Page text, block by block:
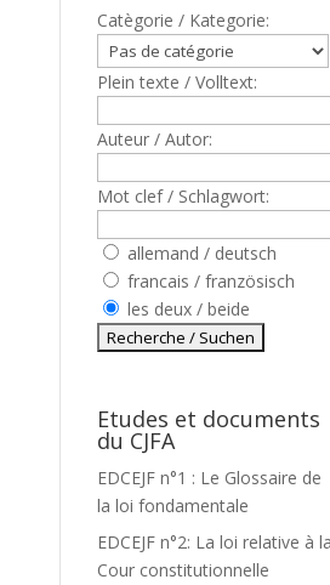
Catègorie / Kategorie:
Plein texte / Volltext:
Auteur / Autor:
Mot clef / Schlagwort:
allemand / deutsch
francais / französisch
les deux / beide
Etudes et documents
du CJFA
EDCEJF n°1 : Le Glossaire de
la loi fondamentale
EDCEJF n°2: La loi relative à la
Cour constitutionnelle